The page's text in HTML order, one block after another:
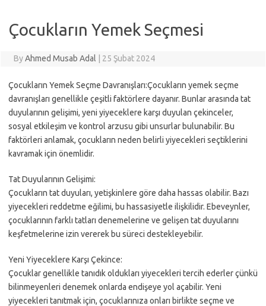
Çocukların Yemek Seçmesi
ByAhmed Musab Adal 25 Şubat 2024
Çocukların Yemek Seçme Davranışları:Çocukların yemek seçme
davranışları genellikle çeşitli faktörlere dayanır. Bunlar arasında tat
duyularının gelişimi, yeni yiyeceklere karşı duyulan çekinceler,
sosyal etkileşim ve kontrol arzusu gibi unsurlar bulunabilir. Bu
faktörleri anlamak, çocukların neden belirli yiyecekleri seçtiklerini
kavramak için önemlidir.
Tat Duyularının Gelişimi:
Çocukların tat duyuları, yetişkinlere göre daha hassas olabilir. Bazı
yiyecekleri reddetme eğilimi, bu hassasiyetle ilişkilidir. Ebeveynler,
çocuklarının farklı tatları denemelerine ve gelişen tat duyularını
keşfetmelerine izin vererek bu süreci destekleyebilir.
Yeni Yiyeceklere Karşı Çekince:
Çocuklar genellikle tanıdık oldukları yiyecekleri tercih ederler çünkü
bilinmeyenleri denemek onlarda endişeye yol açabilir. Yeni
yiyecekleri tanıtmak için, çocuklarınıza onları birlikte seçme ve